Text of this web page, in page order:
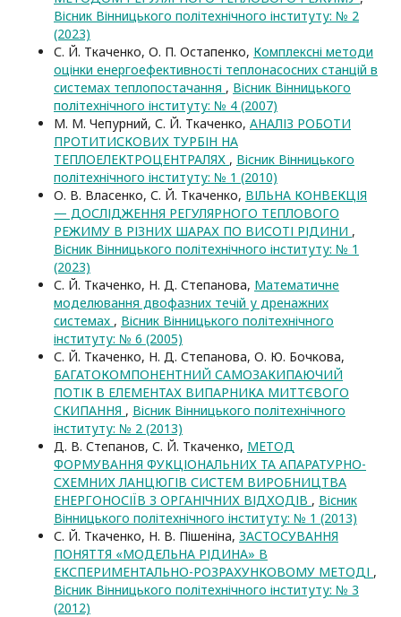
Вісник Вінницького політехнічного інституту: № 2
(2023)
С. Й. Ткаченко, О. П. Остапенко, Комплексні методи
оцінки енергоефективності теплонасосних станцій в
системах теплопостачання , Вісник Вінницького
політехнічного інституту: № 4 (2007)
М. М. Чепурний, С. Й. Ткаченко, АНАЛІЗ РОБОТИ
ПРОТИТИСКОВИХ ТУРБІН НА
ТЕПЛОЕЛЕКТРОЦЕНТРАЛЯХ , Вісник Вінницького
політехнічного інституту: № 1 (2010)
О. В. Власенко, С. Й. Ткаченко, ВІЛЬНА КОНВЕКЦІЯ
— ДОСЛІДЖЕННЯ РЕГУЛЯРНОГО ТЕПЛОВОГО
РЕЖИМУ В РІЗНИХ ШАРАХ ПО ВИСОТІ РІДИНИ ,
Вісник Вінницького політехнічного інституту: № 1
(2023)
С. Й. Ткаченко, Н. Д. Степанова, Математичне
моделювання двофазних течій у дренажних
системах , Вісник Вінницького політехнічного
інституту: № 6 (2005)
С. Й. Ткаченко, Н. Д. Степанова, О. Ю. Бочкова,
БАГАТОКОМПОНЕНТНИЙ САМОЗАКИПАЮЧИЙ
ПОТІК В ЕЛЕМЕНТАХ ВИПАРНИКА МИТТЄВОГО
СКИПАННЯ , Вісник Вінницького політехнічного
інституту: № 2 (2013)
Д. В. Степанов, С. Й. Ткаченко, МЕТОД
ФОРМУВАННЯ ФУКЦІОНАЛЬНИХ ТА АПАРАТУРНО-
СХЕМНИХ ЛАНЦЮГІВ СИСТЕМ ВИРОБНИЦТВА
ЕНЕРГОНОСІЇВ З ОРГАНІЧНИХ ВІДХОДІВ , Вісник
Вінницького політехнічного інституту: № 1 (2013)
С. Й. Ткаченко, Н. В. Пішеніна, ЗАСТОСУВАННЯ
ПОНЯТТЯ «МОДЕЛЬНА РІДИНА» В
ЕКСПЕРИМЕНТАЛЬНО-РОЗРАХУНКОВОМУ МЕТОДІ ,
Вісник Вінницького політехнічного інституту: № 3
(2012)